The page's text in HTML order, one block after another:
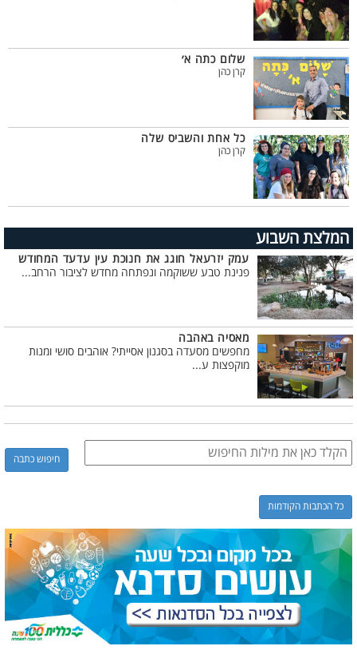
שלום כתה א׳
קרן כהן
כל אחת והשביס שלה
קרן כהן
המלצת השבוע
עמק יזרעאל חוגג את חנוכת עין עדעד המחודש
פנינת טבע ששוקמה ונפתחה מחדש לציבור הרחב...
מאסיה באהבה
מחפשים מסעדה בסגנון אסייתי? אוהבים סושי ומנות
מוקפצות ע...
כל הכתבות הקודמות